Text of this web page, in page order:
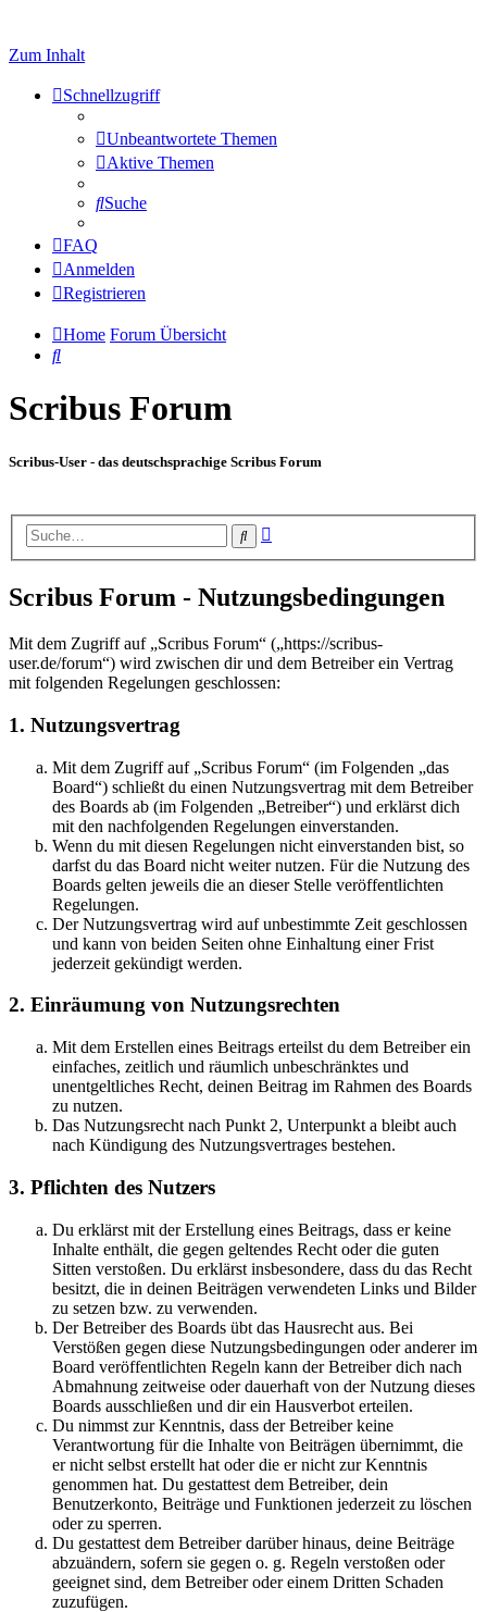
Zum Inhalt
Schnellzugriff
Unbeantwortete Themen
Aktive Themen
Suche
FAQ
Anmelden
Registrieren
Home Forum Übersicht
Suche
Scribus Forum
Scribus-User - das deutschsprachige Scribus Forum
Suche
Scribus Forum - Nutzungsbedingungen
Mit dem Zugriff auf „Scribus Forum“ („https://scribus-
user.de/forum“) wird zwischen dir und dem Betreiber ein Vertrag
mit folgenden Regelungen geschlossen:
1. Nutzungsvertrag
Mit dem Zugriff auf „Scribus Forum“ (im Folgenden „das
Board“) schließt du einen Nutzungsvertrag mit dem Betreiber
des Boards ab (im Folgenden „Betreiber“) und erklärst dich
mit den nachfolgenden Regelungen einverstanden.
Wenn du mit diesen Regelungen nicht einverstanden bist, so
darfst du das Board nicht weiter nutzen. Für die Nutzung des
Boards gelten jeweils die an dieser Stelle veröffentlichten
Regelungen.
Der Nutzungsvertrag wird auf unbestimmte Zeit geschlossen
und kann von beiden Seiten ohne Einhaltung einer Frist
jederzeit gekündigt werden.
2. Einräumung von Nutzungsrechten
Mit dem Erstellen eines Beitrags erteilst du dem Betreiber ein
einfaches, zeitlich und räumlich unbeschränktes und
unentgeltliches Recht, deinen Beitrag im Rahmen des Boards
zu nutzen.
Das Nutzungsrecht nach Punkt 2, Unterpunkt a bleibt auch
nach Kündigung des Nutzungsvertrages bestehen.
3. Pflichten des Nutzers
Du erklärst mit der Erstellung eines Beitrags, dass er keine
Inhalte enthält, die gegen geltendes Recht oder die guten
Sitten verstoßen. Du erklärst insbesondere, dass du das Recht
besitzt, die in deinen Beiträgen verwendeten Links und Bilder
zu setzen bzw. zu verwenden.
Der Betreiber des Boards übt das Hausrecht aus. Bei
Verstößen gegen diese Nutzungsbedingungen oder anderer im
Board veröffentlichten Regeln kann der Betreiber dich nach
Abmahnung zeitweise oder dauerhaft von der Nutzung dieses
Boards ausschließen und dir ein Hausverbot erteilen.
Du nimmst zur Kenntnis, dass der Betreiber keine
Verantwortung für die Inhalte von Beiträgen übernimmt, die
er nicht selbst erstellt hat oder die er nicht zur Kenntnis
genommen hat. Du gestattest dem Betreiber, dein
Benutzerkonto, Beiträge und Funktionen jederzeit zu löschen
oder zu sperren.
Du gestattest dem Betreiber darüber hinaus, deine Beiträge
abzuändern, sofern sie gegen o. g. Regeln verstoßen oder
geeignet sind, dem Betreiber oder einem Dritten Schaden
zuzufügen.